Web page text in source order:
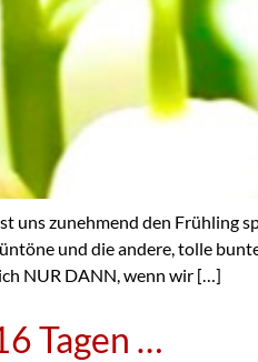
uns zunehmend den Frühling
und die andere, tolle
NUR DANN, wenn wir […]
Tagen …